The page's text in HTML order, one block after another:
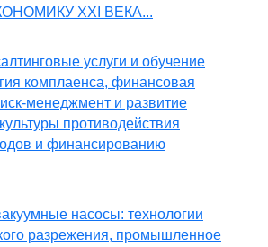
XXI ВЕКА...
услуги и обучение
комплаенса, финансовая
менеджмент и развитие
противодействия
и финансированию
насосы: технологии
разрежения, промышленное